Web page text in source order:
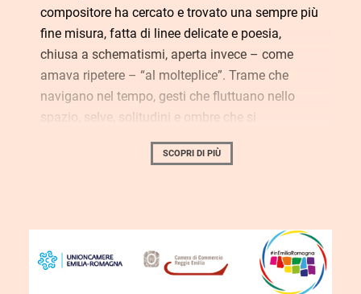
compositore ha cercato e trovato una sempre più
fine misura, fatta di linee delicate e poesia,
chiusa a schematismi, aperta invece – come
amava ripetere – “al molteplice”. Trame che
navigano nel tempo, gesti che fluttuano nello
spazio, selve, solitudini e ombre che si
sonanti” di Armando Gentilucci.
SCOPRI DI PIÙ